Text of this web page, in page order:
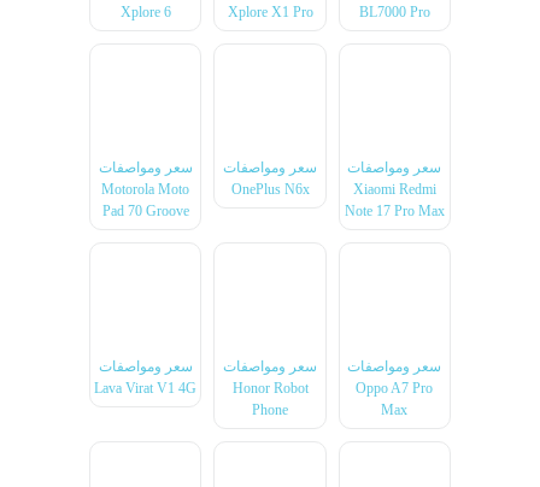
BL7000 Pro
Xplore X1 Pro
Xplore 6
سعر ومواصفات
Xiaomi Redmi
Note 17 Pro Max
سعر ومواصفات
OnePlus N6x
سعر ومواصفات
Motorola Moto
Pad 70 Groove
سعر ومواصفات
Oppo A7 Pro
Max
سعر ومواصفات
Honor Robot
Phone
سعر ومواصفات
Lava Virat V1 4G